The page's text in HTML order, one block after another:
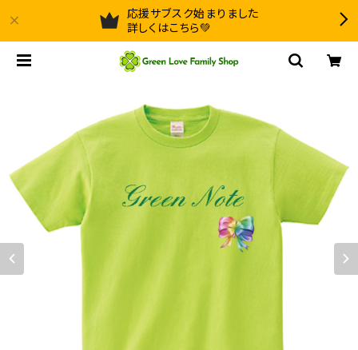
応援サブスク始まりました
詳しくはこちら💚